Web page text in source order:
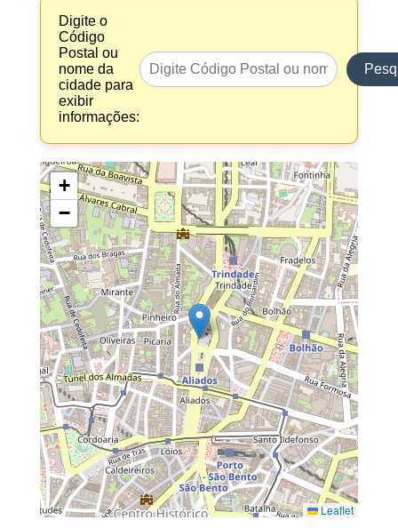
Digite o
Código
Postal ou
nome da
cidade para
exibir
informações:
+
−
Leaflet